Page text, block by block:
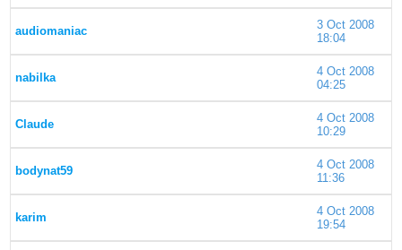
audiomaniac
3 Oct 2008
18:04
nabilka
4 Oct 2008
04:25
Claude
4 Oct 2008
10:29
bodynat59
4 Oct 2008
11:36
karim
4 Oct 2008
19:54